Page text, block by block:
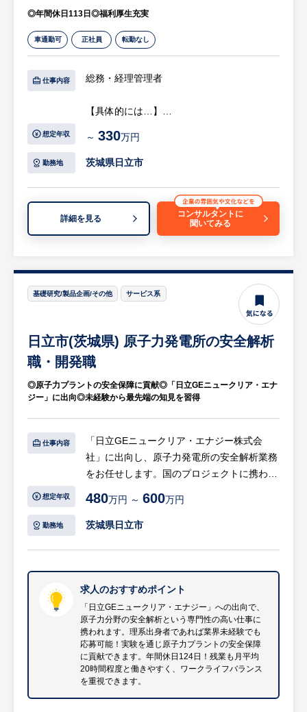
手掛けています。
京(池袋)に営業所を設け事業を展開してお
り、
多くの箱ものに関する工事も手掛け、今後
でいます。
係性や社内雰囲気は良く、長く勤めて頂ける
職場環境を自負しております。
※詳細は面談時にお伝えします
◎年間休日113日◎福利厚生充実
車通勤可 正社員 転勤なし
仕事内容 総務・経理管理者
【具体的には…】
・社内外の対応
・社内外の調整
【仕事の魅力】
※詳細は面談時にお伝えします
想定年収 ～ 330万円
勤務地 茨城県日立市
詳細を見る
コンサルタントに
聞いてみる
基礎研究/製品企画/その他 サービス系
日立市(茨城県) 原子力発電所の安全解析
職・開発職
◎原子力プラントの安全保障に貢献◎「日立GEニュークリア・エナ
ジー」に出向◎未経験から最先端の知見を習得
仕事内容
「日立GEニュークリア・エナジー株式会
社」に出向し、原子力発電所の安全解析業務
をお任せします。国のプロジェクトに携わ
献性の高い仕事に挑戦できます。
・解析の実施、検証
・実験データに基づく資料作成
・機械学習とCFD（数値流体力学・解析）を
融合させる研究・開発
等
※詳細は面談時にお伝えします
【ポジションの魅力・やりがい】
想定年収 480万円 ～ 600万円
勤務地 茨城県日立市
求人のおすすめポイント
「日立GEニュークリア・エナジー」への出向で、
原子力分野の安全解析という専門性の高い仕事に
携われます。理系出身者であれば業界未経験でも
応募可能！実験を通じ原子力プラントの安全保障
に貢献できます。年間休日124日！残業も月平均
20時間程度と働きやすく、ワークライフバランス
を重視できます。